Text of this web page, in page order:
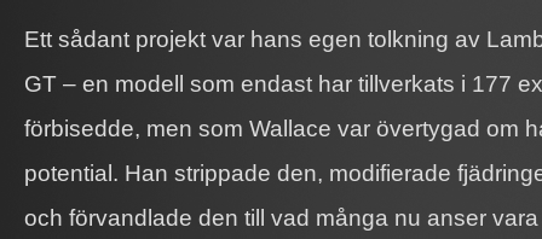
Ett sådant projekt var hans egen tolkning av
GT – en modell som endast har tillverkats i 177
förbisedde, men som Wallace var övertygad om
potential. Han strippade den, modifierade
och förvandlade den till vad många nu anser